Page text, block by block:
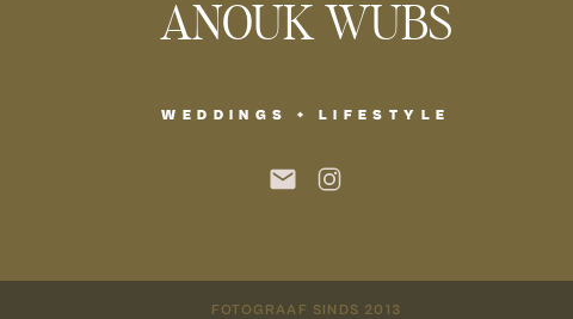
ANOUK WUBS
WEDDINGS + LIFESTYLE
FOTOGRAAF SINDS 2013